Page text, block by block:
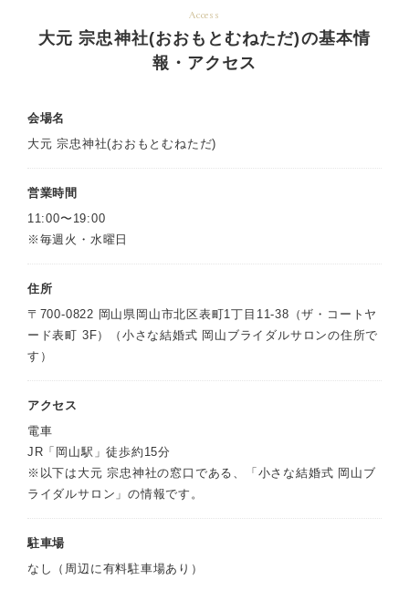
Access
大元 宗忠神社(おおもとむねただ)の基本情
報・アクセス
会場名
大元 宗忠神社(おおもとむねただ)
営業時間
11:00〜19:00
※毎週火・水曜日
住所
〒700-0822 岡山県岡山市北区表町1丁目11-38（ザ・コートヤ
ード表町 3F）（小さな結婚式 岡山ブライダルサロンの住所で
す）
アクセス
電車
JR「岡山駅」徒歩約15分
※以下は大元 宗忠神社の窓口である、「小さな結婚式 岡山ブ
ライダルサロン」の情報です。
駐車場
なし（周辺に有料駐車場あり）